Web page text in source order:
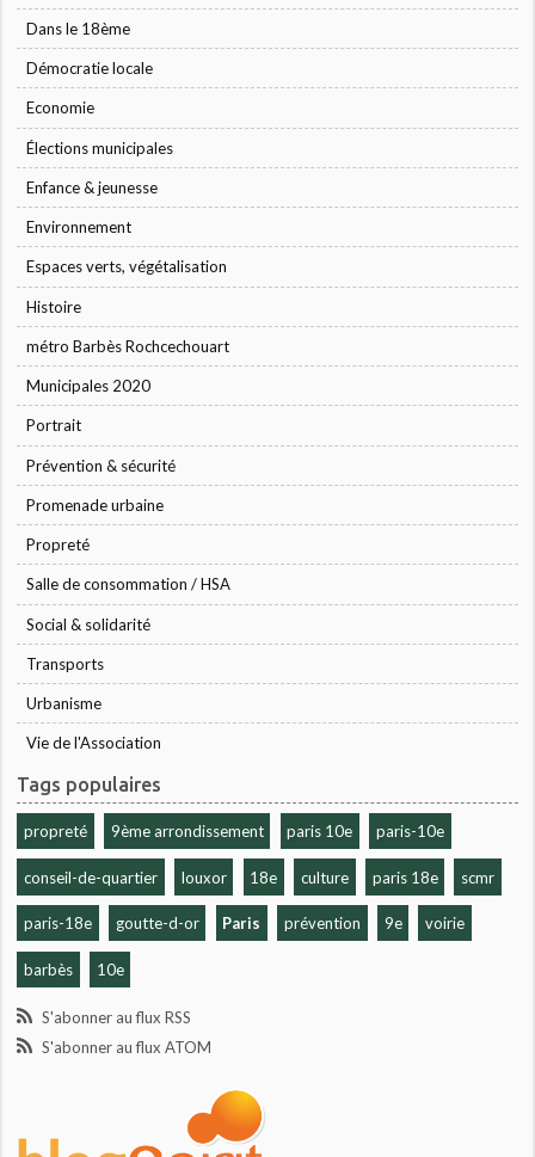
Dans le 18ème
Démocratie locale
Economie
Élections municipales
Enfance & jeunesse
Environnement
Espaces verts, végétalisation
Histoire
métro Barbès Rochcechouart
Municipales 2020
Portrait
Prévention & sécurité
Promenade urbaine
Propreté
Salle de consommation / HSA
Social & solidarité
Transports
Urbanisme
Vie de l'Association
Tags populaires
propreté 9ème arrondissement paris 10e paris-10e
conseil-de-quartier louxor 18e culture paris 18e scmr
paris-18e goutte-d-or Paris prévention 9e voirie
barbès 10e
S'abonner au flux RSS
S'abonner au flux ATOM